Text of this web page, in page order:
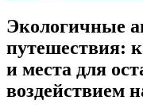
Экологичные
путешествия:
и места для
воздействием